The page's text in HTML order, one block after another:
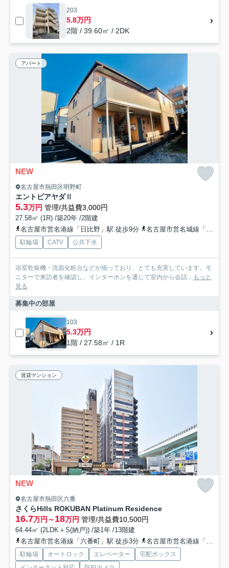
203
5.8万円
2階 / 39.60㎡ / 2DK
アパート
NEW
名古屋市熱田区明野町
エントピアヤダⅡ
5.3万円 管理/共益費3,000円
27.58㎡ (1R) /築20年 /2階建
名古屋市営名港線「日比野」駅 徒歩9分
名古屋市営名城線「西高蔵」駅 徒歩17分
駐輪場 CATV 公共下水
浴室乾燥機・洗面化粧台などが揃っており、とても充実しています。モ
ニターで来訪者を確認し、インターホンを通じて室内から会話... もっと
見る
募集中の部屋
103
5.3万円
1階 / 27.58㎡ / 1R
賃貸マンション
NEW
名古屋市熱田区六番
さくらHills ROKUBAN Platinum Residence
16.7万円～18万円 管理/共益費10,500円
64.44㎡ (2LDK＋S(納戸)) /築1年 /13階建
名古屋市営名港線「六番町」駅 徒歩3分
名古屋市営名港線「日比野」駅 徒歩15分
駐輪場 オートロック エレベーター
宅配ボックス